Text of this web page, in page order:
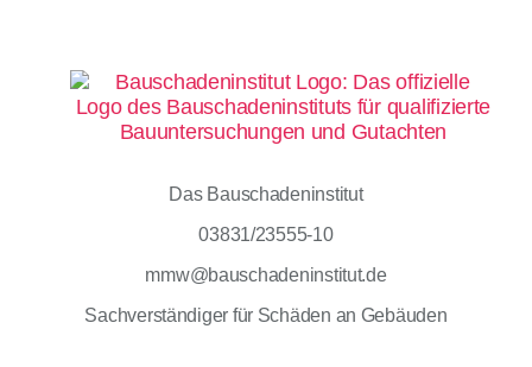
Das Bauschadeninstitut
03831/23555-10
mmw@bauschadeninstitut.de
Sachverständiger für Schäden an Gebäuden